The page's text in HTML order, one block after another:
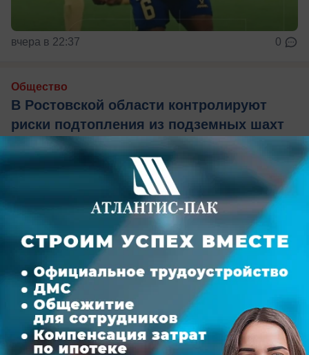
вчера в 22:37 0
Общество
В Ростовской области контролируют
риски подтопления из подземных шахт
Угольные шахты продолжают ликвидировать
сразу в пяти районах